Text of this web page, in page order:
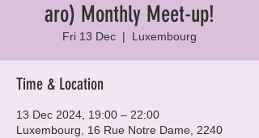
aro) Monthly Meet-up!
Fri 13 Dec
  |
Luxembourg
Time & Location
13 Dec 2024, 19:00 – 22:00
Luxembourg, 16 Rue Notre Dame, 2240